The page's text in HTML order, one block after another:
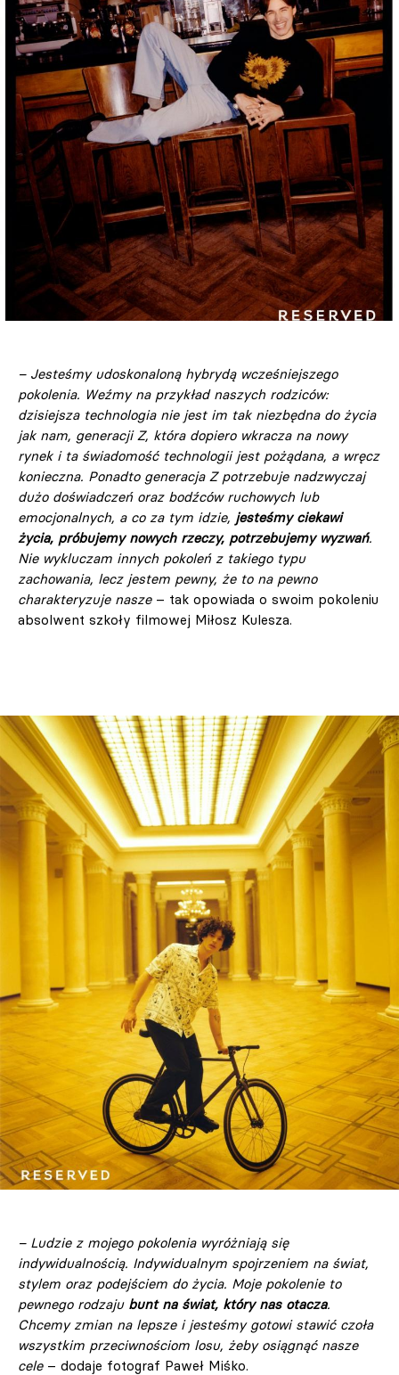
– Jesteśmy udoskonaloną hybrydą wcześniejszego
pokolenia. Weźmy na przykład naszych rodziców:
dzisiejsza technologia nie jest im tak niezbędna do życia
jak nam, generacji Z, która dopiero wkracza na nowy
rynek i ta świadomość technologii jest pożądana, a wręcz
konieczna. Ponadto generacja Z potrzebuje nadzwyczaj
dużo doświadczeń oraz bodźców ruchowych lub
emocjonalnych, a co za tym idzie, jesteśmy ciekawi
życia, próbujemy nowych rzeczy, potrzebujemy wyzwań.
Nie wykluczam innych pokoleń z takiego typu
zachowania, lecz jestem pewny, że to na pewno
charakteryzuje nasze– tak opowiada o swoim pokoleniu
absolwent szkoły filmowej Miłosz Kulesza.
– Ludzie z mojego pokolenia wyróżniają się
indywidualnością. Indywidualnym spojrzeniem na świat,
stylem oraz podejściem do życia. Moje pokolenie to
pewnego rodzaju bunt na świat, który nas otacza.
Chcemy zmian na lepsze i jesteśmy gotowi stawić czoła
wszystkim przeciwnościom losu, żeby osiągnąć nasze
cele– dodaje fotograf Paweł Miśko.